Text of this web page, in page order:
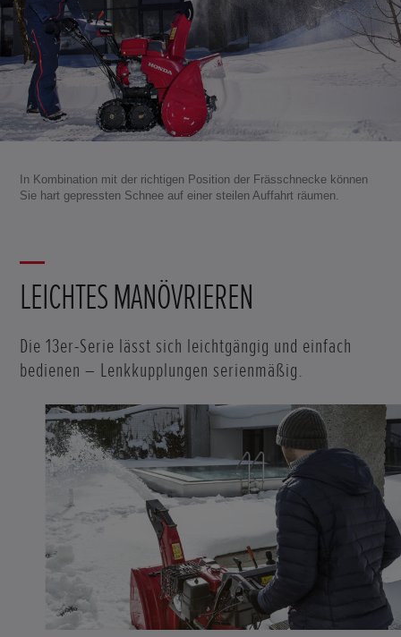
In Kombination mit der richtigen Position der Frässchnecke können
Sie hart gepressten Schnee auf einer steilen Auffahrt räumen.
LEICHTES MANÖVRIEREN
Die 13er-Serie lässt sich leichtgängig und einfach
bedienen – Lenkkupplungen serienmäßig.